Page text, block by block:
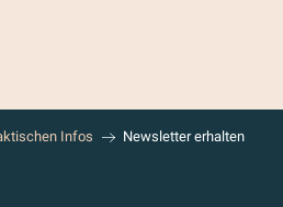
Infos Newsletter erhalten